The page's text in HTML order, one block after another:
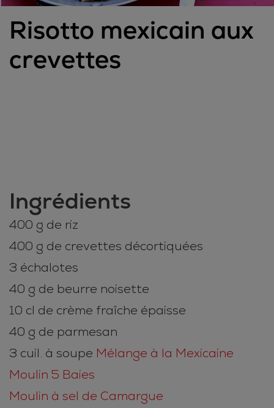
Risotto mexicain aux
crevettes
Ingrédients
400 g de riz
400 g de crevettes décortiquées
3 échalotes
40 g de beurre noisette
10 cl de crème fraîche épaisse
40 g de parmesan
3 cuil. à soupe Mélange à la Mexicaine
Moulin 5 Baies
Moulin à sel de Camargue